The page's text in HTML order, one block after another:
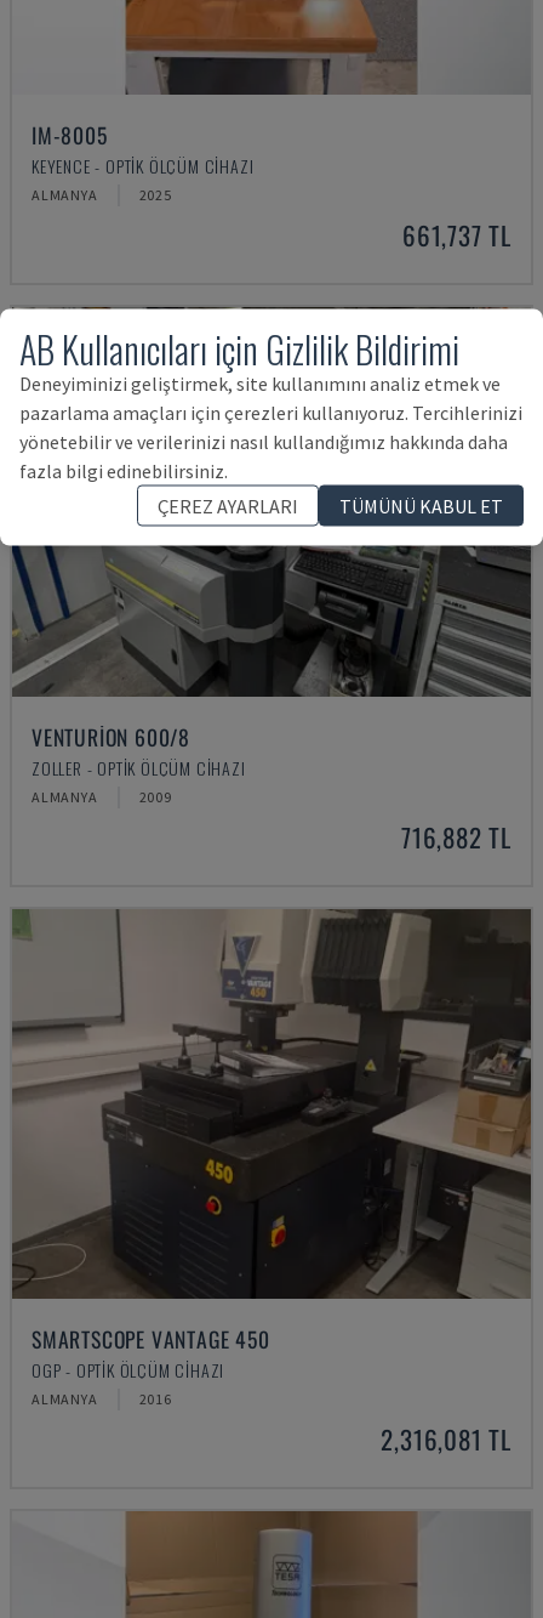
IM-8005
KEYENCE - OPTIK ÖLÇÜM CIHAZI
ALMANYA 2025
661,737 TL
VENTURION 600/8
ZOLLER - OPTIK ÖLÇÜM CIHAZI
ALMANYA 2009
716,882 TL
SMARTSCOPE VANTAGE 450
OGP - OPTIK ÖLÇÜM CIHAZI
ALMANYA 2016
2,316,081 TL
AB Kullanıcıları için Gizlilik Bildirimi
Deneyiminizi geliştirmek, site kullanımını analiz etmek ve
pazarlama amaçları için çerezleri kullanıyoruz. Tercihlerinizi
yönetebilir ve verilerinizi nasıl kullandığımız hakkında daha
fazla bilgi edinebilirsiniz.
ÇEREZ AYARLARI
TÜMÜNÜ KABUL ET